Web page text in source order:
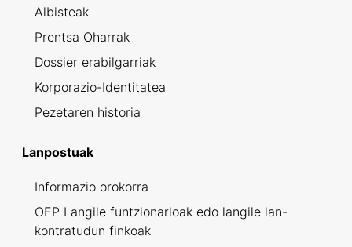
Albisteak
Prentsa Oharrak
Dossier erabilgarriak
Korporazio-Identitatea
Pezetaren historia
Lanpostuak
Informazio orokorra
OEP Langile funtzionarioak edo langile lan-
kontratudun finkoak